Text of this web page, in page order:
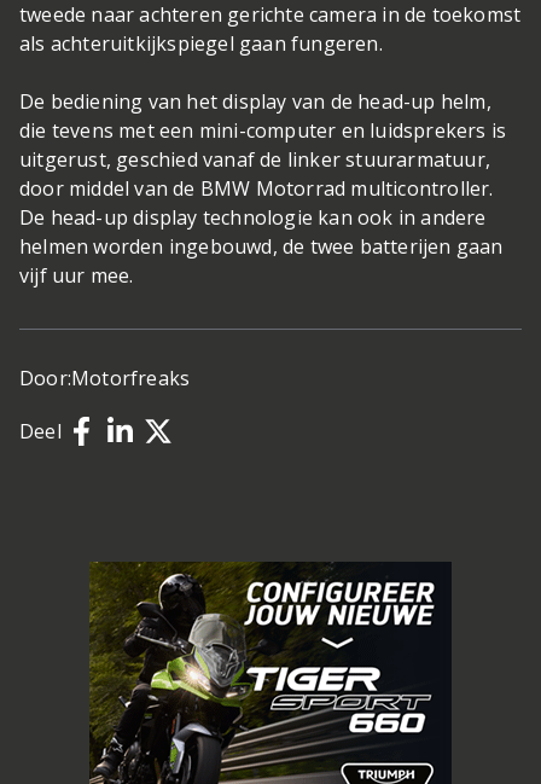
tweede naar achteren gerichte camera in de toekomst
als achteruitkijkspiegel gaan fungeren.
De bediening van het display van de head-up helm,
die tevens met een mini-computer en luidsprekers is
uitgerust, geschied vanaf de linker stuurarmatuur,
door middel van de BMW Motorrad multicontroller.
De head-up display technologie kan ook in andere
helmen worden ingebouwd, de twee batterijen gaan
vijf uur mee.
Door:Motorfreaks
Deel